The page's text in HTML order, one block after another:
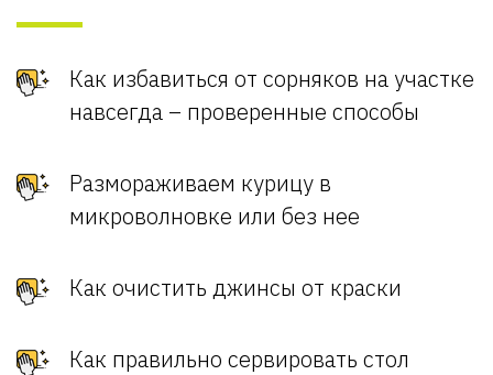
Как избавиться от сорняков на участке
навсегда – проверенные способы
Размораживаем курицу в
микроволновке или без нее
Как очистить джинсы от краски
Как правильно сервировать стол